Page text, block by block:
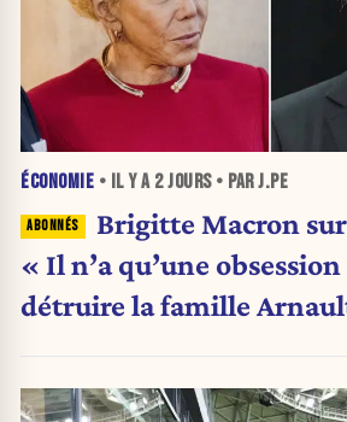
ÉCONOMIE • IL Y A 2 JOURS• PAR J.PE
Brigitte Macron
« Il n’a qu’une
détruire la famille